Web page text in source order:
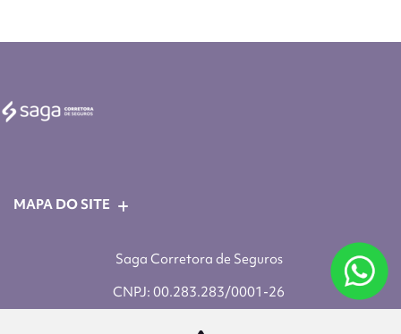
MAPA DO SITE
Saga Corretora de Seguros
CNPJ: 00.283.283/0001-26